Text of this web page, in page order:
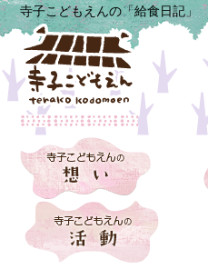
寺子こどもえんの「給食日記」